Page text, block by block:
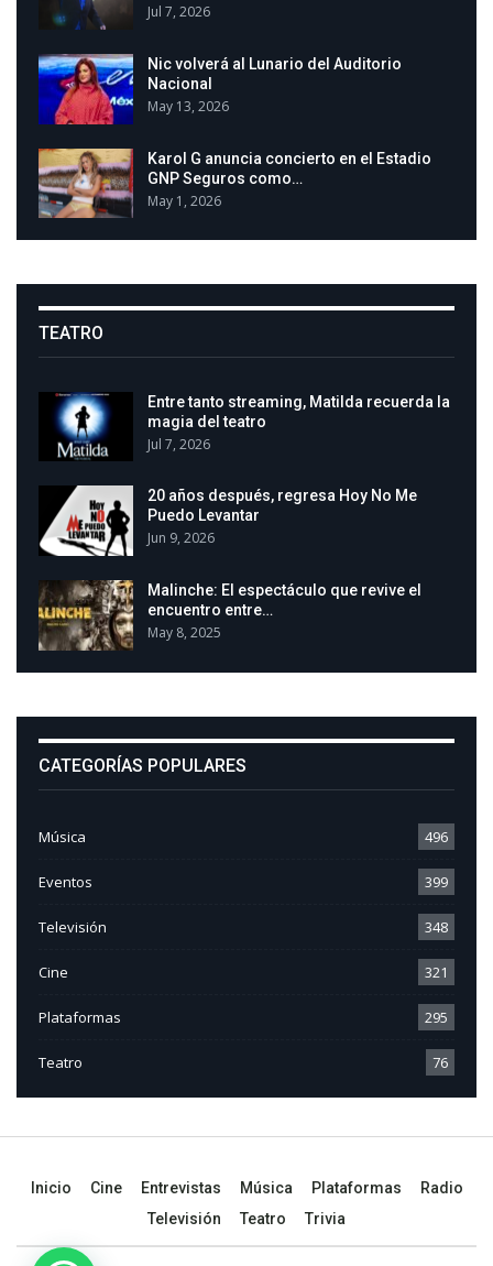
Jul 7, 2026
Nic volverá al Lunario del Auditorio
Nacional
May 13, 2026
Karol G anuncia concierto en el Estadio
GNP Seguros como…
May 1, 2026
TEATRO
Entre tanto streaming, Matilda recuerda la
magia del teatro
Jul 7, 2026
20 años después, regresa Hoy No Me
Puedo Levantar
Jun 9, 2026
Malinche: El espectáculo que revive el
encuentro entre…
May 8, 2025
CATEGORÍAS POPULARES
Música 496
Eventos 399
Televisión 348
Cine 321
Plataformas 295
Teatro 76
Inicio Cine Entrevistas Música Plataformas
Radio
Televisión
Teatro Trivia